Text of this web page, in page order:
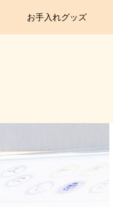
お手入れグッズ